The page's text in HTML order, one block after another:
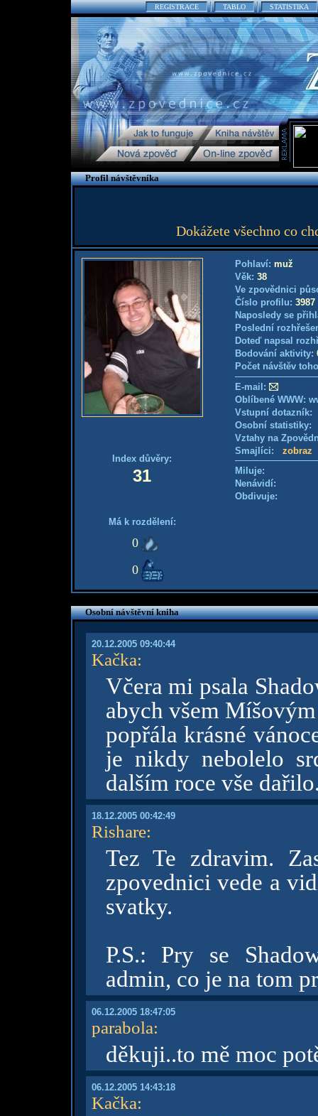
REGISTRACE TABLO STATISTIKA
Profil návštěvníka
Dokážete všechno co
Index důvěry:
31
Má k rozdělení:
0
0
Pohlaví: muž
Věk: 38
Ve zpovědnici
Číslo profilu: 3987
Naposledy se
Poslední
Doteď napsal
Bodování aktivity:
Počet návštěv
E-mail:
Oblíbené WWW:
Vstupní
Osobní
Vztahy na
Smajlíci: zobraz
Miluje:
Nenávidí:
Obdivuje:
Osobní návštěvní kniha
20.12.2005 09:40:44
Kačka:
Včera mi psala
abych všem
popřála krásné
je nikdy nebolelo
dalším roce vše
18.12.2005 00:42:49
Rishare:
Tez Te zdravim.
zpovednici vede a
svatky.
P.S.: Pry se
admin, co je na tom
06.12.2005 18:47:05
parabola:
děkuji..to mě moc
06.12.2005 14:43:18
Kačka: